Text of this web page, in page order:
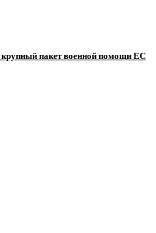
погіршенням криміногенної